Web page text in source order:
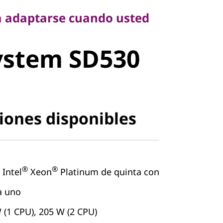
cuando usted
SD530
disponibles
Intel® Xeon® Platinum de quinta con
uno
CPU), 205 W (2 CPU)